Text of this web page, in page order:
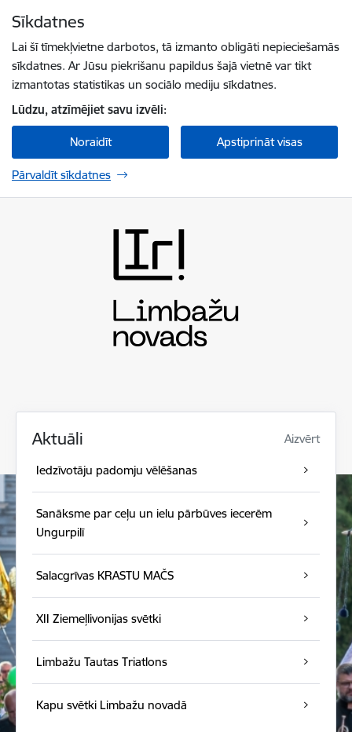
Sīkdatnes
Lai šī tīmekļvietne darbotos, tā izmanto obligāti nepieciešamās
sīkdatnes. Ar Jūsu piekrišanu papildus šajā vietnē var tikt
izmantotas statistikas un sociālo mediju sīkdatnes.
Lūdzu, atzīmējiet savu izvēli:
Noraidīt Apstiprināt visas
Pārvaldīt sīkdatnes
Aktuāli Aizvērt
Iedzīvotāju padomju vēlēšanas
Sanāksme par ceļu un ielu pārbūves iecerēm
Ungurpilī
Salacgrīvas KRASTU MAČS
XII Ziemeļlivonijas svētki
Limbažu Tautas Triatlons
Kapu svētki Limbažu novadā